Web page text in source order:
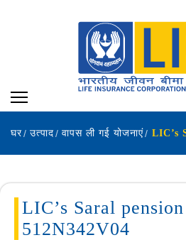
घर उत्पाद वापस ली गई योजनाएं LIC’s
LIC’s Saral
512N342V04